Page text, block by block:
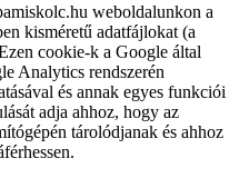
weboldalunkon a
kisméretű adatfájlokat (a
cookie-k a Google által
Analytics rendszerén
és annak egyes funkciói
adja ahhoz, hogy az
tárolódjanak és ahhoz